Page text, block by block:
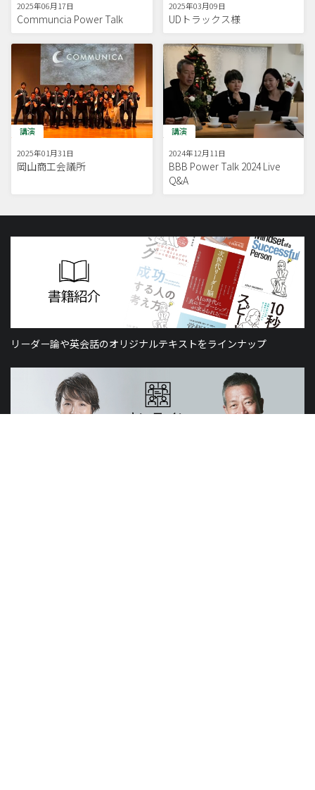
2025年06月17日
Communcia Power Talk
2025年03月09日
UDトラックス様
講演
2025年01月31日
岡山商工会議所
講演
2024年12月11日
BBB Power Talk 2024 Live
Q&A
リーダー論や英会話のオリジナルテキストをラインナップ